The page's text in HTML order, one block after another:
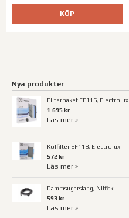
KÖP
Nya produkter
Filterpaket EF116, Electrolux
1.695 kr
Läs mer »
Kolfilter EF118, Electrolux
572 kr
Läs mer »
Dammsugarslang, Nilfisk
593 kr
Läs mer »